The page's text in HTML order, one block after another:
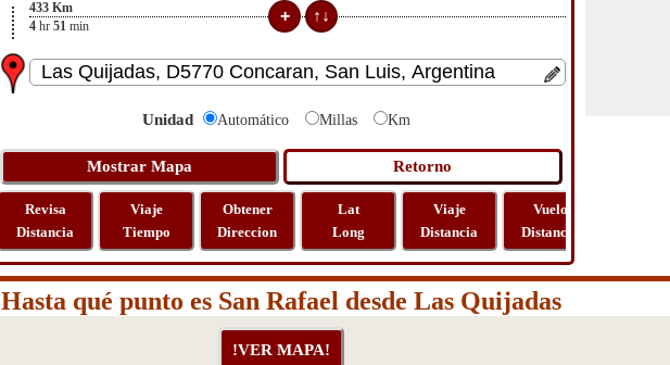
433 Km
4 hr 51 min
Unidad Automático Millas Km
Revisa
Distancia
Viaje
Tiempo
Obtener
Direccion
Lat
Long
Viaje
Distancia
Vuelo
Distancia
Hasta qué punto es San Rafael desde Las Quijadas